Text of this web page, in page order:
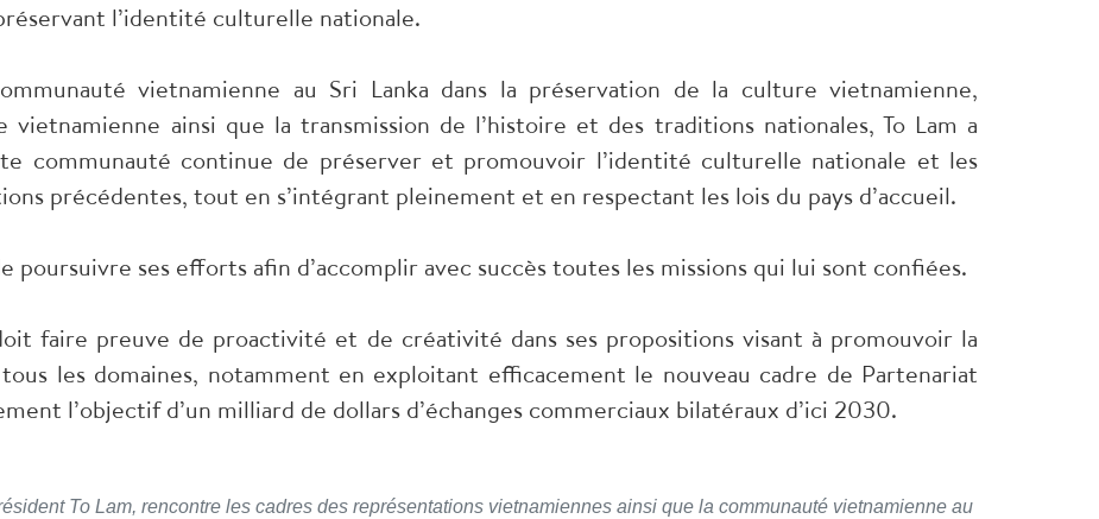
l’identité culturelle nationale.
vietnamienne au Sri Lanka dans la préservation de la culture vietnamienne,
vietnamienne ainsi que la transmission de l’histoire et des traditions nationales, To Lam a
communauté continue de préserver et promouvoir l’identité culturelle nationale et les
précédentes, tout en s’intégrant pleinement et en respectant les lois du pays d’accueil.
poursuivre ses efforts afin d’accomplir avec succès toutes les missions qui lui sont confiées.
doit faire preuve de proactivité et de créativité dans ses propositions visant à promouvoir la
les domaines, notamment en exploitant efficacement le nouveau cadre de Partenariat
l’objectif d’un milliard de dollars d’échanges commerciaux bilatéraux d’ici 2030.
To Lam, rencontre les cadres des représentations vietnamiennes ainsi que la communauté vietnamienne au